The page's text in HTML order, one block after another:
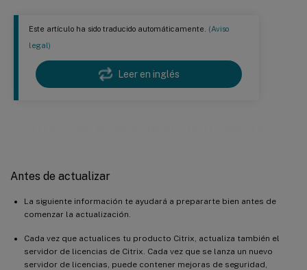
Este artículo ha sido traducido automáticamente. (Aviso
legal)
Leer en inglés
Antes de actualizar
La siguiente información te ayudará a prepararte bien antes de
comenzar la actualización.
Cada vez que actualices tu producto Citrix, actualiza también el
servidor de licencias de Citrix. Cada vez que se lanza un nuevo
servidor de licencias, puede contener mejoras de seguridad,